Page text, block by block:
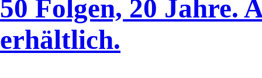
50 Folgen, 20 Jahre.
erhältlich.